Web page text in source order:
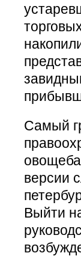
Самый
версии
Выйти